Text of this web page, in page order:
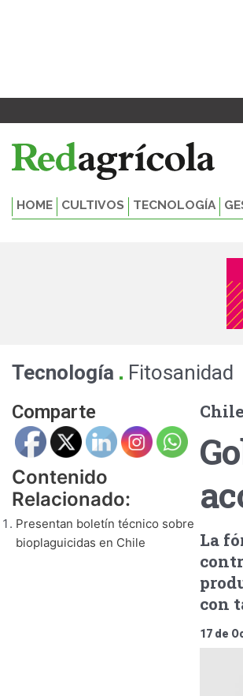
HOME CULTIVOS TECNOLOGÍA
Tecnología . Fitosanidad
Comparte
Contenido
Relacionado:
Presentan boletín técnico sobre
bioplaguicidas en Chile
La
con
17 de